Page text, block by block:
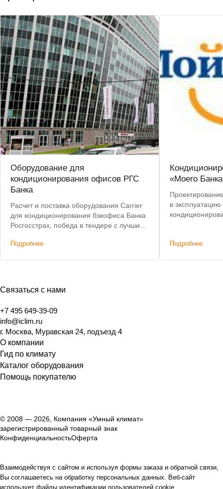
Оборудование для
кондиционирования офисов РГС
Банка
Расчет и поставка оборудования Carrier
для кондиционирования бэкофиса Банка
Росгосстрах, победа в тендере с лучшим
Подробнее
«Моего
в
Подробнее
Связаться с нами
+7 495 649-39-09
info@iclim.ru
г. Москва, Муравская 24, подъезд 4
О компании
Гид по климату
Каталог оборудования
Помощь покупателю
© 2008 — 2026, Компания «Умный климат»
зарегистрированный товарный знак
КонфиденциальностьОферта
Взаимодействуя с сайтом и используя формы заказа и обратной связи,
Вы соглашаетесь на обработку персональных данных. Веб-сайт
использует файлы идентификации пользователей cookie.